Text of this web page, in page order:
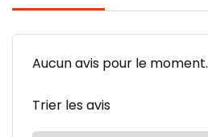
Aucun avis pour le moment.
Trier les avis